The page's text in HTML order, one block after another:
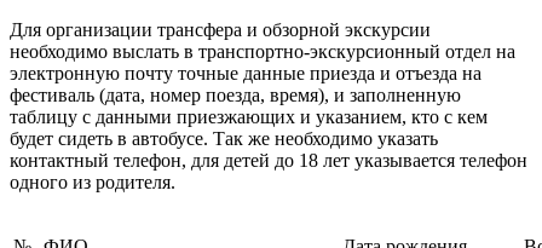
Для организации трансфера и обзорной экскурсии
необходимо выслать в транспортно-экскурсионный отдел на
электронную почту точные данные приезда и отъезда на
фестиваль (дата, номер поезда, время), и заполненную
таблицу с данными приезжающих и указанием, кто с кем
будет сидеть в автобусе. Так же необходимо указать
контактный телефон, для детей до 18 лет указывается телефон
одного из родителя.